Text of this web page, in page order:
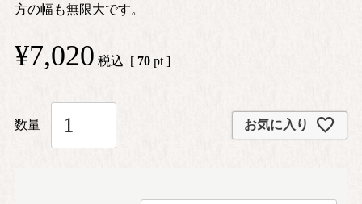
方の幅も無限大です。
¥7,020 税込 [ 70 pt ]
お気に入り